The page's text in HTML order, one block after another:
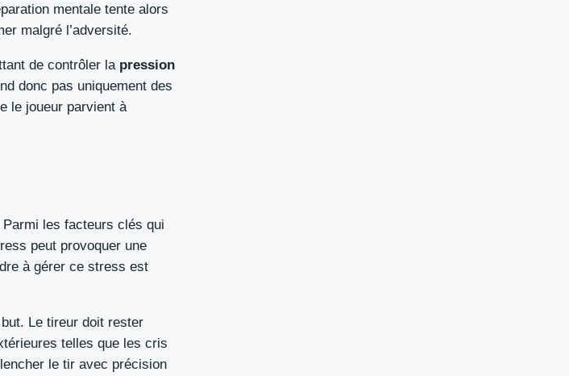
mentale tente alors
malgré l’adversité.
de contrôler la pression
donc pas uniquement des
le joueur parvient à
les facteurs clés qui
peut provoquer une
à gérer ce stress est
Le tireur doit rester
telles que les cris
le tir avec précision